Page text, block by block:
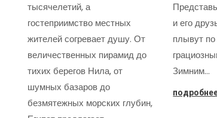
тысячелетий, а
гостеприимство местных
жителей согревает душу. От
величественных пирамид до
тихих берегов Нила, от
шумных базаров до
безмятежных морских глубин,
и его
плывут
Зимним…